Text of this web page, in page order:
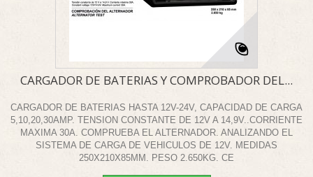
CARGADOR DE BATERIAS Y COMPROBADOR DEL...
CARGADOR DE BATERIAS HASTA 12V-24V, CAPACIDAD DE CARGA
5,10,20,30AMP. TENSION CONSTANTE DE 12V A 14,9V..CORRIENTE
MAXIMA 30A. COMPRUEBA EL ALTERNADOR. ANALIZANDO EL
SISTEMA DE CARGA DE VEHICULOS DE 12V. MEDIDAS
250X210X85MM. PESO 2.650KG. CE